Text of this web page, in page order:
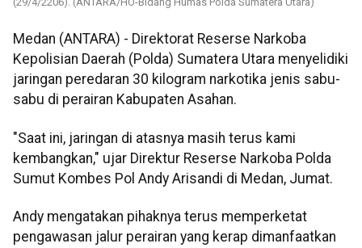
Medan (ANTARA) - Direktorat Reserse Narkoba
Kepolisian Daerah (Polda) Sumatera Utara menyelidiki
jaringan peredaran 30 kilogram narkotika jenis sabu-
sabu di perairan Kabupaten Asahan.
"Saat ini, jaringan di atasnya masih terus kami
kembangkan," ujar Direktur Reserse Narkoba Polda
Sumut Kombes Pol Andy Arisandi di Medan, Jumat.
Andy mengatakan pihaknya terus memperketat
pengawasan jalur perairan yang kerap dimanfaatkan